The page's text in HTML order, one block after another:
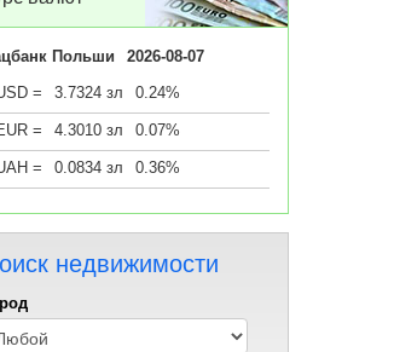
Польши
2026-08-07
=
3.7324 зл 0.24%
= 4.3010 зл 0.07%
= 0.0834 зл 0.36%
недвижимости